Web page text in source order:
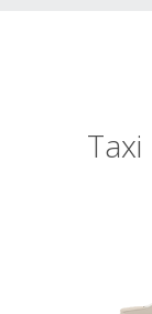
Taxi